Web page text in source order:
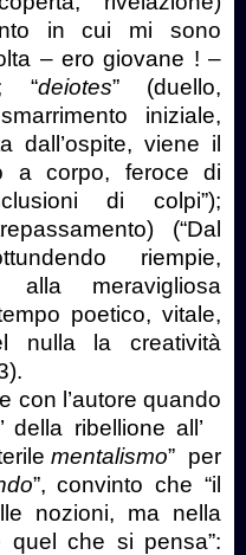
in cui mi sono
– ero giovane ! –
“deiotes” (duello,
iniziale,
dall’ospite, viene il
a corpo, feroce di
di colpi”);
(“Dal
riempie,
alla meravigliosa
poetico, vitale,
nulla la creatività
con l’autore quando
della ribellione all’
mentalismo” per
”, convinto che “il
nozioni, ma nella
quel che si pensa”: